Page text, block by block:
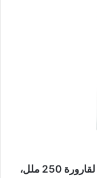
السعر: 7.16$ = 27.39 ريال سعودي لقارورة 250 ملل،